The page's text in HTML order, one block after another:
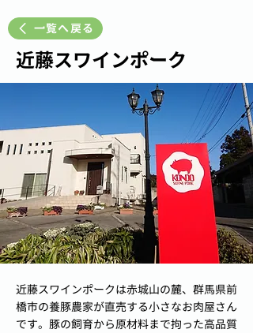
一覧へ戻る
近藤スワインポーク
近藤スワインポークは赤城山の麓、群馬県前
橋市の養豚農家が直売する小さなお肉屋さん
です。豚の飼育から原材料まで拘った高品質